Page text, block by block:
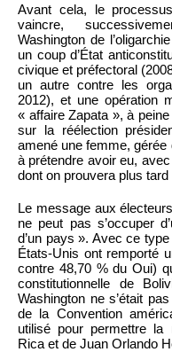
Avant cela, le
vaincre,
Washington de
un coup d’État
civique et préfectoral
un autre contre les
2012), et une opération
« affaire Zapata », à
sur la réélection
amené une femme, gérée
à prétendre avoir eu,
dont on prouvera plus tard
Le message aux
ne peut pas s’occuper
d’un pays ». Avec ce
États-Unis ont remporté
contre 48,70 % du Oui)
constitutionnelle de
Washington ne s’était
de la Convention
utilisé pour permettre la
Rica et de Juan Orlando